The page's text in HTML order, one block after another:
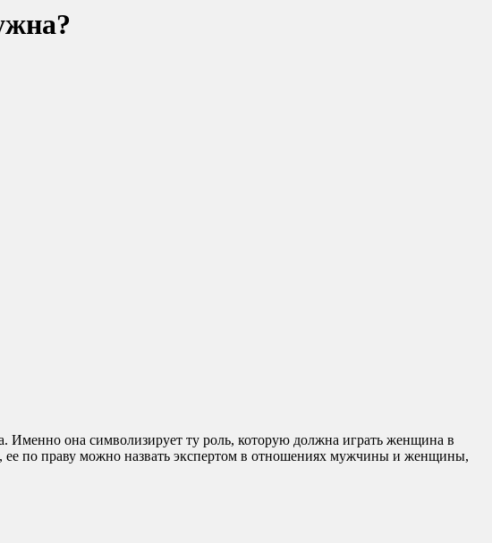
Именно она символизирует ту роль, которую должна играть женщина в
по праву можно назвать экспертом в отношениях мужчины и женщины,